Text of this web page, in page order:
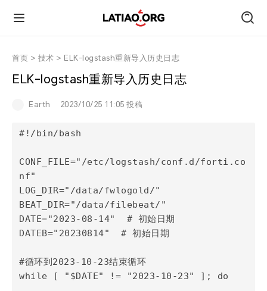
首页
旅行
运动
跑遍中国
票夹
首页 > 技术 > ELK-logstash重新导入历史日志
ELK-logstash重新导入历史日志
Earth 2023/10/25 11:05 投稿
#!/bin/bash
CONF_FILE="/etc/logstash/conf.d/forti.co
nf"
LOG_DIR="/data/fwlogold/"
BEAT_DIR="/data/filebeat/"
DATE="2023-08-14"  # 初始日期
DATEB="20230814"  # 初始日期
#循环到2023-10-23结束循环
while [ "$DATE" != "2023-10-23" ]; do